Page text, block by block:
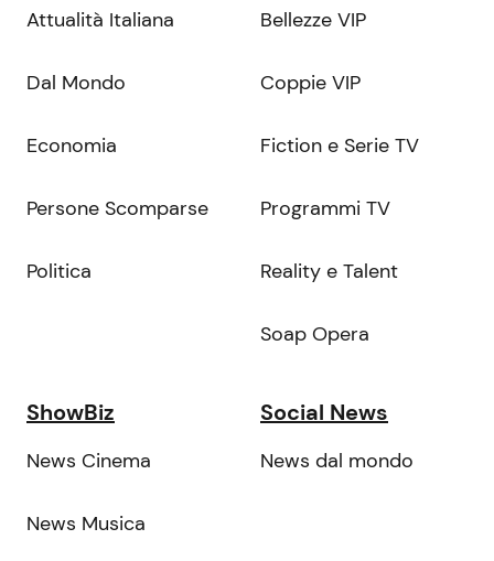
Attualità Italiana
Dal Mondo
Economia
Persone Scomparse
Politica
Bellezze VIP
Coppie VIP
Fiction e Serie TV
Programmi TV
Reality e Talent
Soap Opera
ShowBiz
News Cinema
News Musica
Social News
News dal mondo